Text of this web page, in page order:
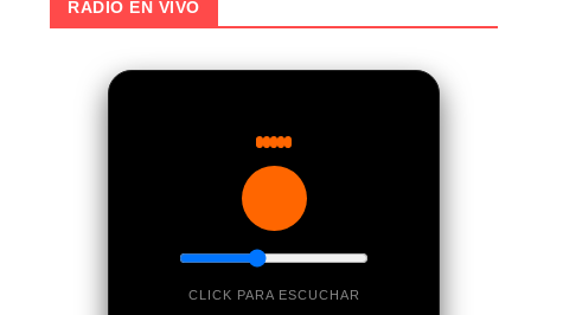
RADIO EN VIVO
CLICK PARA ESCUCHAR